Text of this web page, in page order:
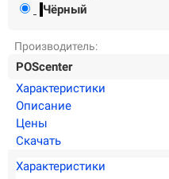
О КОМПАНИИ
Подробнее о компании
производства кассового и
КОНТАКТЫ СЕРВИСНЫЕ
ОТЗЫВЫ О НАС
ПОЛЕЗНЫЕ РЕСУРСЫ
Чёрный
Производитель:
POScenter
Характеристики
Описание
Цены
Скачать
Характеристики